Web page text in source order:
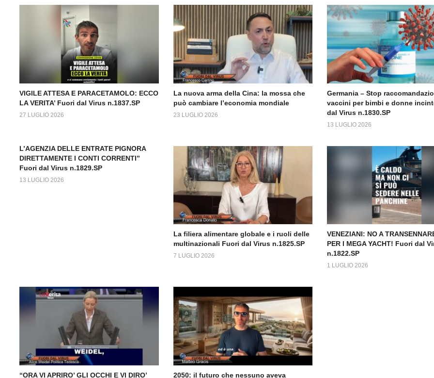
VIGILE ATTESA E PARACETAMOLO: ECCO
LA VERITA’ Fuori dal Virus n.1837.SP
27 LUGLIO 2026
La nuova arma della Cina: la mossa che
può cambiare l’economia mondiale
23 LUGLIO 2026
Germania – Stop
vaccini per bimbi e donne
dal Virus n.1830.SP
13 LUGLIO 2026
L’AGENZIA DELLE ENTRATE PIGNORA
DIRETTAMENTE I CONTI CORRENTI”
Fuori dal Virus n.1829.SP
13 LUGLIO 2026
La filiera alimentare globale e i ruoli delle
multinazionali Fuori dal Virus n.1825.SP
7 LUGLIO 2026
VENEZIANI: NO A
PER I MEGA YACHT! Fuori dal
n.1822.SP
1 LUGLIO 2026
“ORA VI APRIRO’ GLI OCCHI E VI DIRO’ 2050: il futuro che nessuno aveva